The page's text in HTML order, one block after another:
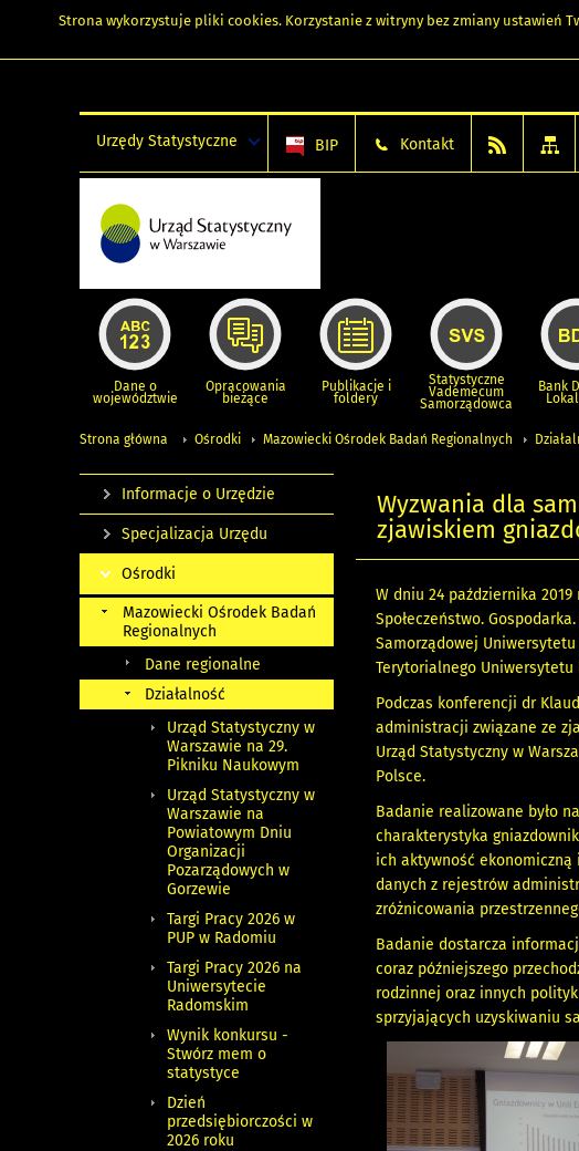
Strona wykorzystuje pliki cookies. Korzystanie z witryny bez zmiany ustawień
Urzędy Statystyczne BIP Kontakt
Dane o
województwie
Opracowania
bieżące
Publikacje i
foldery
Statystyczne
Vademecum
Samorządowca
Bank
Strona główna Ośrodki Mazowiecki Ośrodek Badań Regionalnych
Wyzwania dla
zjawiskiem
W dniu 24 października
Społeczeństwo.
Samorządowej Uniwersytetu
Terytorialnego Uniwersytetu
Podczas konferencji dr
administracji związane ze
Urząd Statystyczny w
Polsce.
Badanie realizowane było
charakterystyka
ich aktywność
danych z rejestrów
zróżnicowania
Badanie dostarcza
coraz późniejszego
rodzinnej oraz innych
sprzyjających uzyskiwaniu
Informacje o Urzędzie
Specjalizacja Urzędu
Ośrodki
Mazowiecki Ośrodek Badań
Regionalnych
Dane regionalne
Działalność
Urząd Statystyczny w
Warszawie na 29.
Pikniku Naukowym
Urząd Statystyczny w
Warszawie na
Powiatowym Dniu
Organizacji
Pozarządowych w
Gorzewie
Targi Pracy 2026 w
PUP w Radomiu
Targi Pracy 2026 na
Uniwersytecie
Radomskim
Wynik konkursu -
Stwórz mem o
statystyce
Dzień
przedsiębiorczości w
2026 roku